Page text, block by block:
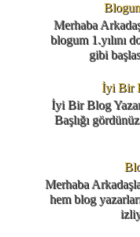
Merhaba
blogum 1.yılını
gibi
İyi Bir
İyi Bir Blog
Başlığı
Merhaba
hem blog